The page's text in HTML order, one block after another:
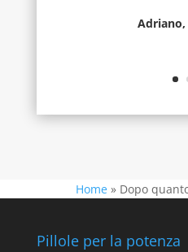
Home » Dopo
Pillole per la potenza